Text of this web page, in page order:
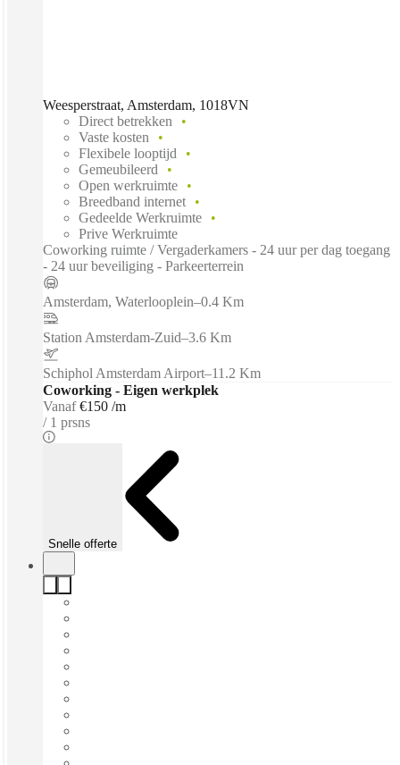
Weesperstraat, Amsterdam, 1018VN
Direct betrekken
Vaste kosten
Flexibele looptijd
Gemeubileerd
Open werkruimte
Breedband internet
Gedeelde Werkruimte
Prive Werkruimte
Coworking ruimte / Vergaderkamers - 24 uur per dag toegang
- 24 uur beveiliging - Parkeerterrein
Amsterdam, Waterlooplein–0.4 Km
Station Amsterdam-Zuid–3.6 Km
Schiphol Amsterdam Airport–11.2 Km
Coworking - Eigen werkplek
Vanaf €150 /m
1 prsns
Snelle offerte